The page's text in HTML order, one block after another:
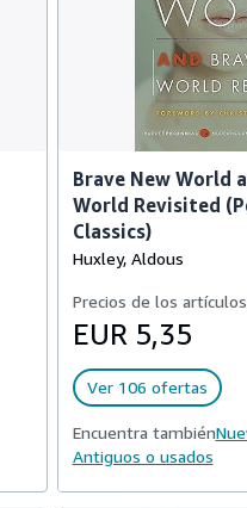
Brave New World
World Revisited
Classics)
Huxley, Aldous
Precios de los
EUR 5,35
Ver 106 ofertas
Encuentra también
Antiguos o usados